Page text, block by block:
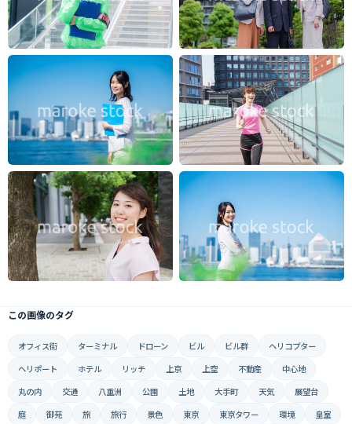
この画像のタグ
オフィス街 ターミナル ドローン ビル ビル群
ヘリコプター
ヘリポート
ホテル リッチ 上京 上空 不動産
中心地
丸の内
交通 八重洲 公園 土地 大手町 天気
展望台
庭
御苑 旅 旅行 景色 東京 東京タワー 環境
皇室